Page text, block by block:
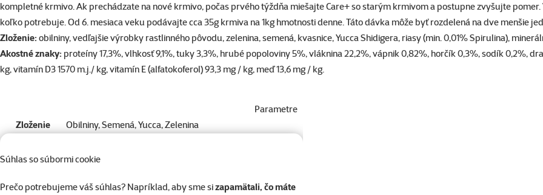
Súhlas so súbormi cookie
Prečo potrebujeme váš súhlas? Napríklad, aby sme sizapamätali, čo máte
kompletné krmivo. Ak prechádzate na nové krmivo, počas prvého týždňa miešajte Care+ so starým krmivom a postupne zvyšujte
koľko potrebuje. Od 6. mesiaca veku podávajte cca 35g krmiva na 1kg hmotnosti denne. Táto dávka môže byť rozdelená na dve menšie
Zloženie: obilniny, vedľajšie výrobky rastlinného pôvodu, zelenina, semená, kvasnice, Yucca Shidigera, riasy (min. 0,01% Spirulina),
Akostné znaky: proteíny 17,3%, vlhkosť 9,1%, tuky 3,3%, hrubé popoloviny 5%, vláknina 22,2%, vápnik 0,82%, horčík 0,3%, sodík 0,2%,
kg, vitamín D3 1570 m.j./ kg, vitamín E (alfatokoferol) 93,3 mg / kg, meď 13,6 mg / kg.
Parametre
Zloženie
Obilniny, Semená, Yucca, Zelenina
Typ krmiva
Značka
Beaphar